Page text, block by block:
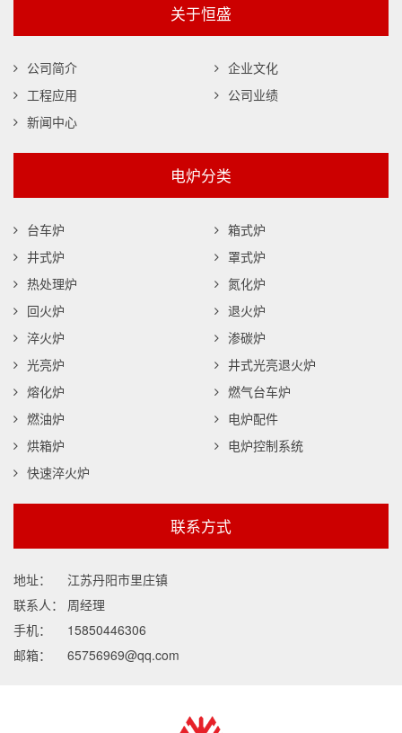
关于恒盛
公司简介
企业文化
工程应用
公司业绩
新闻中心
电炉分类
台车炉
箱式炉
井式炉
罩式炉
热处理炉
氮化炉
回火炉
退火炉
淬火炉
渗碳炉
光亮炉
井式光亮退火炉
熔化炉
燃气台车炉
燃油炉
电炉配件
烘箱炉
电炉控制系统
快速淬火炉
联系方式
地址：
江苏丹阳市里庄镇
联系人：
周经理
手机：
15850446306
邮箱：
65756969@qq.com